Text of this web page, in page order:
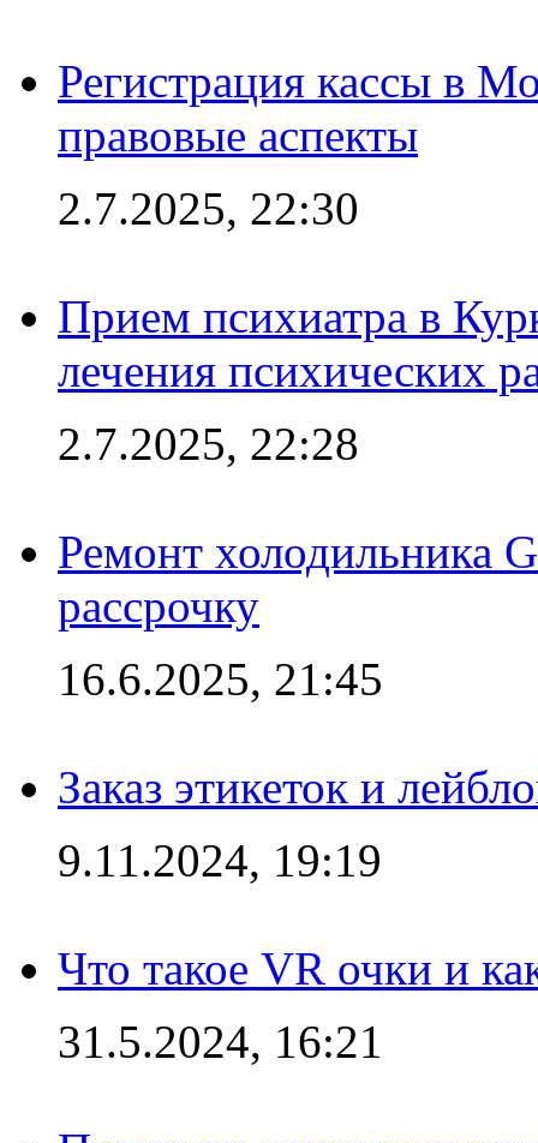
Регистрация кассы в
правовые аспекты
2.7.2025, 22:30
Прием психиатра в
лечения психических
2.7.2025, 22:28
Ремонт холодильника
рассрочку
16.6.2025, 21:45
Заказ этикеток и
9.11.2024, 19:19
Что такое VR очки и
31.5.2024, 16:21